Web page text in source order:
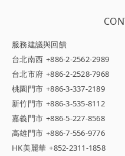
服務建議與回饋
台北南西 +886-2-2562-2989
台北市府 +886-2-2528-7968
桃園門市 +886-3-337-2189
新竹門市 +886-3-535-8112
嘉義門市 +886-5-227-8568
高雄門市 +886-7-556-9776
HK美麗華 +852-2311-1858